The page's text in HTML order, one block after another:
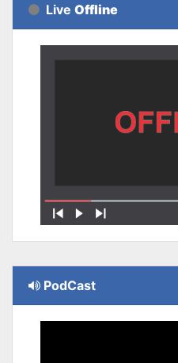
Live Offline
PodCast